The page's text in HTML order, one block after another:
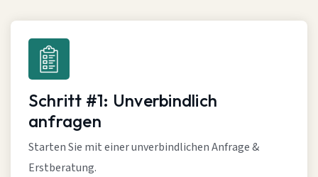
Schritt #1: Unverbindlich
anfragen
Starten Sie mit einer unverbindlichen Anfrage &
Erstberatung.